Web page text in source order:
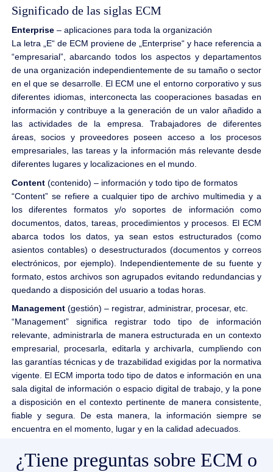
Significado de las siglas ECM
Enterprise– aplicaciones para toda la organización
La letra „E“ de ECM proviene de „Enterprise“ y hace referencia a
“empresarial”, abarcando todos los aspectos y departamentos
de una organización independientemente de su tamaño o sector
en el que se desarrolle. El ECM une el entorno corporativo y sus
diferentes idiomas, interconecta las cooperaciones basadas en
información y contribuye a la generación de un valor añadido a
las actividades de la empresa. Trabajadores de diferentes
áreas, socios y proveedores poseen acceso a los procesos
empresariales, las tareas y la información más relevante desde
diferentes lugares y localizaciones en el mundo.
Content(contenido) – información y todo tipo de formatos
“Content” se refiere a cualquier tipo de archivo multimedia y a
los diferentes formatos y/o soportes de información como
documentos, datos, tareas, procedimientos y procesos. El ECM
abarca todos los datos, ya sean estos estructurados (como
asientos contables) o desestructurados (documentos y correos
electrónicos, por ejemplo). Independientemente de su fuente y
formato, estos archivos son agrupados evitando redundancias y
quedando a disposición del usuario a todas horas.
Management(gestión) – registrar, administrar, procesar, etc.
“Management” significa registrar todo tipo de información
relevante, administrarla de manera estructurada en un contexto
empresarial, procesarla, editarla y archivarla, cumpliendo con
las garantías técnicas y de trazabilidad exigidas por la normativa
vigente. El ECM importa todo tipo de datos e información en una
sala digital de información o espacio digital de trabajo, y la pone
a disposición en el contexto pertinente de manera consistente,
fiable y segura. De esta manera, la información siempre se
encuentra en el momento, lugar y en la calidad adecuados.
¿Tiene preguntas sobre ECM o